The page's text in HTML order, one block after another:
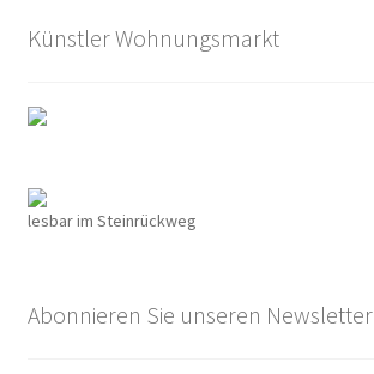
Künstler Wohnungsmarkt
lesbar im Steinrückweg
Abonnieren Sie unseren Newsletter